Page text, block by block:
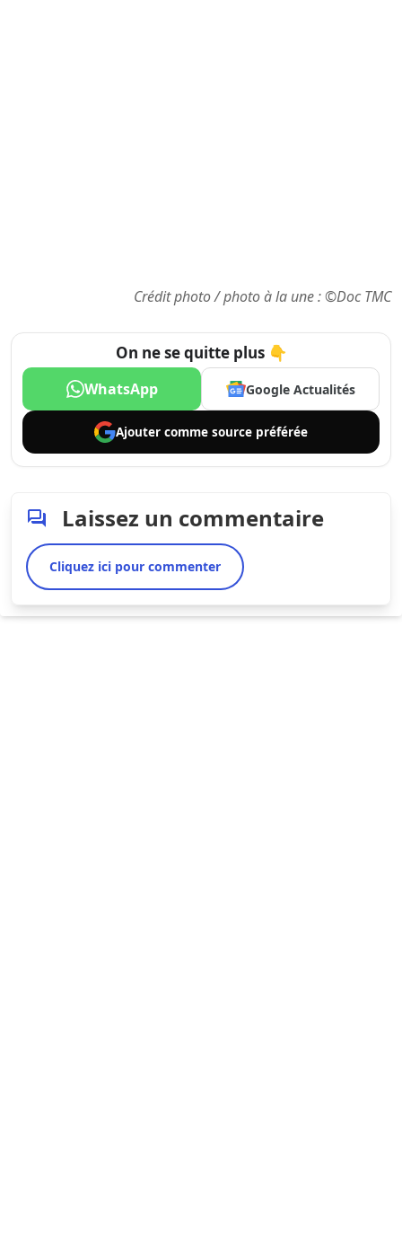
Crédit photo / photo à la une : ©Doc TMC
On ne se quitte plus 👇
WhatsApp Google Actualités
Ajouter comme source préférée
Laissez un commentaire
Cliquez ici pour commenter